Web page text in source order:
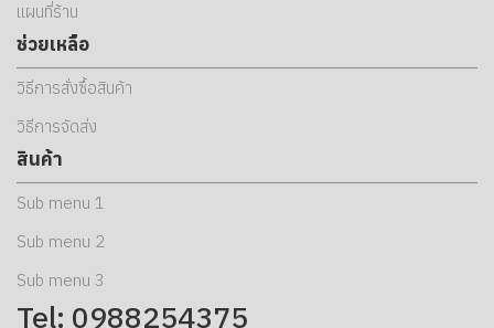
แผนที่ร้าน
ช่วยเหลือ
วิธีการสั่งซื้อสินค้า
วิธีการจัดส่ง
สินค้า
Sub menu 1
Sub menu 2
Sub menu 3
Tel: 0988254375